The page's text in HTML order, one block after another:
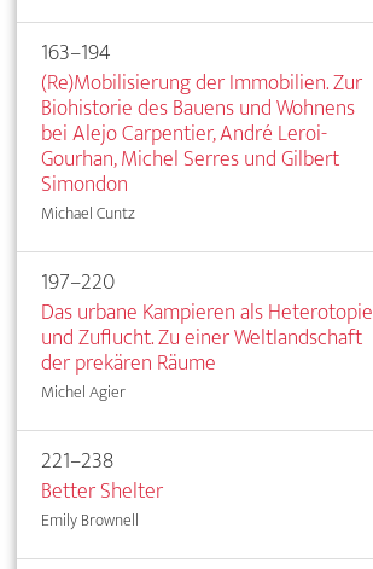
163–194
(Re)Mobilisierung der Immobilien. Zur
Biohistorie des Bauens und Wohnens
bei Alejo Carpentier, André Leroi-
Gourhan, Michel Serres und Gilbert
Simondon
Michael Cuntz
197–220
Das urbane Kampieren als Heterotopie
und Zuflucht. Zu einer Weltlandschaft
der prekären Räume
Michel Agier
221–238
Better Shelter
Emily Brownell